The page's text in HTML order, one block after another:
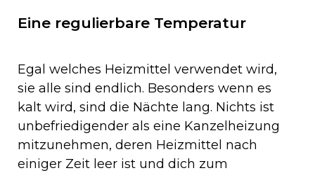
Eine regulierbare Temperatur
Egal welches Heizmittel verwendet wird,
sie alle sind endlich. Besonders wenn es
kalt wird, sind die Nächte lang. Nichts ist
unbefriedigender als eine Kanzelheizung
mitzunehmen, deren Heizmittel nach
einiger Zeit leer ist und dich zum